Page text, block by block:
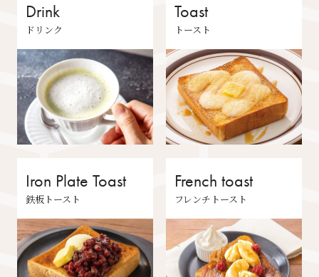
Drink
ドリンク
Toast
トースト
Iron Plate Toast
鉄板トースト
French toast
フレンチトースト